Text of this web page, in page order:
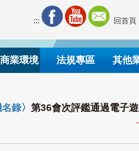
::: 回首頁
商業環境 法規專區 其他
名錄〉第36會次評鑑通過電子